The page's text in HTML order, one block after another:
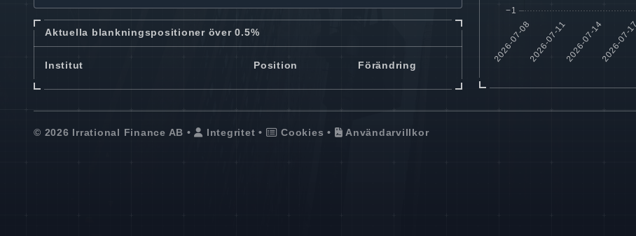
Aktuella blankningspositioner över 0.5%
Institut Position Förändring
© 2026 Irrational Finance AB • Integritet • Cookies • Användarvillkor